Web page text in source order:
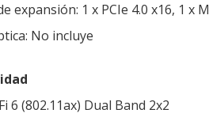
expansión: 1 x PCIe 4.0 x16, 1 x
No incluye
6 (802.11ax) Dual Band 2x2